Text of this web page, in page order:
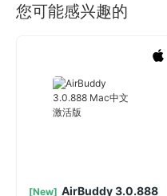
您可能感兴趣的
[New] AirBuddy 3.0.888